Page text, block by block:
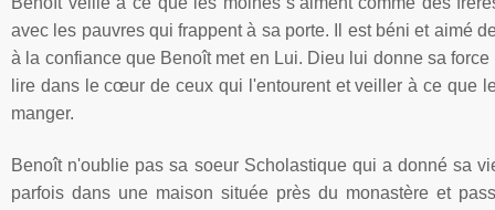
avec les pauvres qui frappent à sa porte. Il est béni et aimé
à la confiance que Benoît met en Lui. Dieu lui donne sa
lire dans lecœur de ceux qui l'entourent et veiller à ce que
manger.
Benoît n'oublie pas sa soeur Scholastiquequi a donné sa
parfois dans une maison située près du monastère et